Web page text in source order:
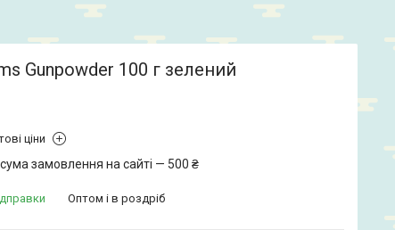
Gunpowder 100 г зелений
ціни
замовлення на сайті — 500 ₴
Оптом і в роздріб